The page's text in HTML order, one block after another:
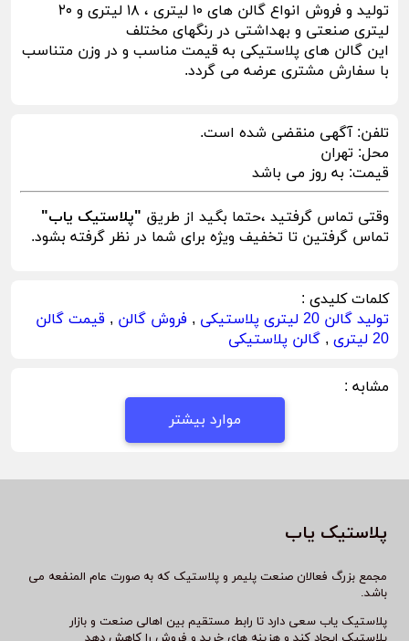
تولید و فروش انواع گالن های ۱۰ لیتری ، ۱۸ لیتری و ۲۰
لیتری صنعتی و بهداشتی در رنگهای مختلف
این گالن های پلاستیکی به قیمت مناسب و در وزن متناسب
با سفارش مشتری عرضه می گردد.
تلفن:آگهی منقضی شده است.
محل: تهران
قیمت: به روز می باشد
وقتی تماس گرفتید ،حتما بگید از طریق "پلاستیک یاب"
تماس گرفتین تا تخفیف ویژه برای شما در نظر گرفته بشود.
کلمات کلیدی :
تولید گالن 20 لیتری پلاستیکی
, فروش گالن , قیمت گالن
20 لیتری
, گالن پلاستیکی
مشابه :
موارد بیشتر
پلاستیک یاب
مجمع بزرگ فعالان صنعت پلیمر و پلاستیک که به صورت عام المنفعه می
باشد.
پلاستیک یاب سعی دارد تا رابط مستقیم بین اهالی صنعت و بازار